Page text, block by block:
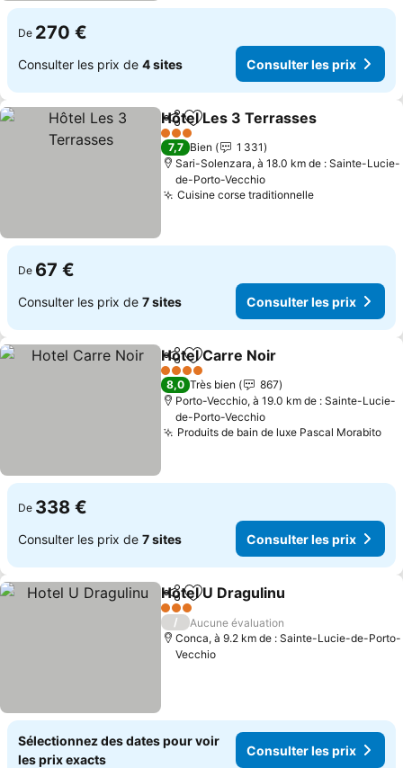
De 270 €
Consulter les prix de 4 sites Consulter les prix
PartagerAjouter à mes favoris
Hôtel Les 3 Terrasses
3 Étoiles
7,7 Bien
1 331
Sari-Solenzara, à 18.0 km de : Sainte-Lucie-
de-Porto-Vecchio
Cuisine corse traditionnelle
De 67 €
Consulter les prix de 7 sites Consulter les prix
PartagerAjouter à mes favoris
Hotel Carre Noir
4 Étoiles
8,0 Très bien
867
Porto-Vecchio, à 19.0 km de : Sainte-Lucie-
de-Porto-Vecchio
Produits de bain de luxe Pascal Morabito
De 338 €
Consulter les prix de 7 sites Consulter les prix
PartagerAjouter à mes favoris
Hotel U Dragulinu
3 Étoiles
/
Aucune évaluation
Conca, à 9.2 km de : Sainte-Lucie-de-Porto-
Vecchio
Sélectionnez des dates pour voir
les prix exacts
Consulter les prix